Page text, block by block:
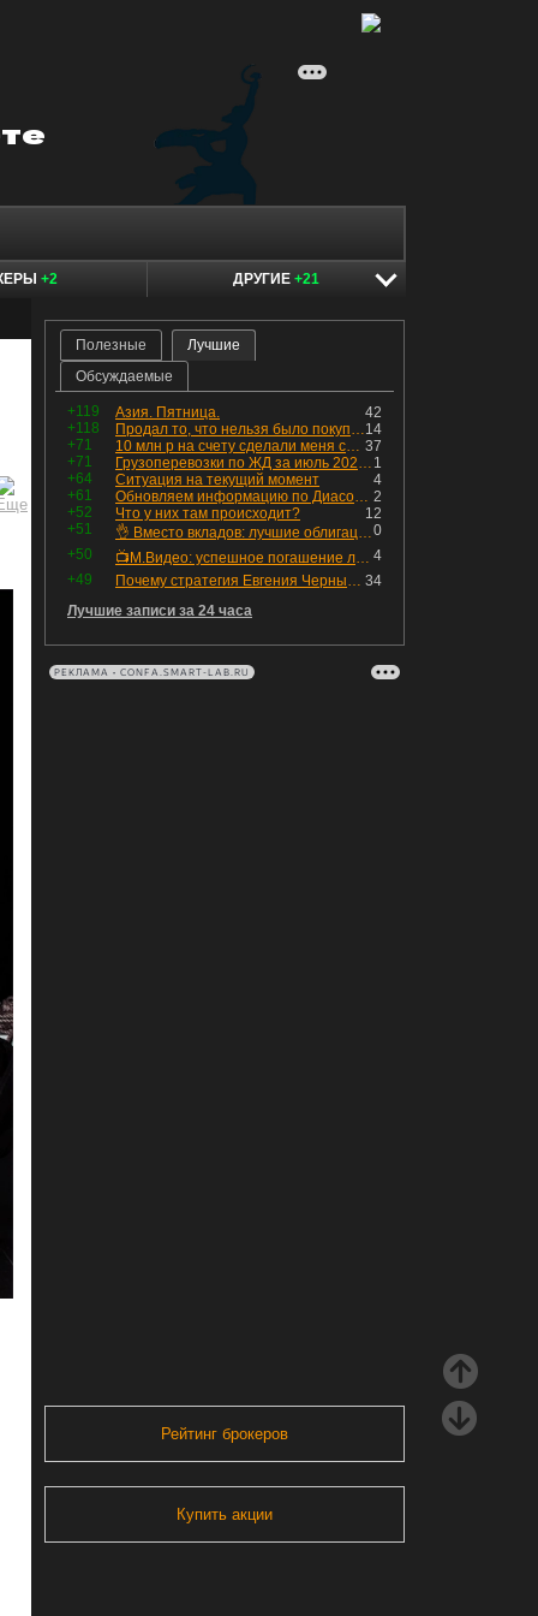
+2 ДРУГИЕ +21
Полезные
Лучшие
Обсуждаемые
+119 42
Азия. Пятница.
+118
14
Продал то, что нельзя было покупать. Изменения в портфеле
+71
37
10 млн р на счету сделали меня счастливым? Ожидание vs Реальность!
+71
1
Грузоперевозки по ЖД за июль 2026 г. — четвёртый месяц подряд роста, чёрные металлы на уровне прошлого года, а каменный уголь в плюсе.
+64
4
Ситуация на текущий момент
+61
2
Обновляем информацию по Диасофту: дивиденды и выкуп
+52
12
Что у них там происходит?
+51
0
👌 Вместо вкладов: лучшие облигации — только супер надёжные
+50
4
📺М.Видео: успешное погашение любимого флоатера
+49
34
Почему стратегия Евгения Черных приведет вас к убыткам в 2026 году
Лучшие записи за 24 часа
РЕКЛАМА • CONFA.SMART-LAB.RU
Рейтинг брокеров
Купить акции